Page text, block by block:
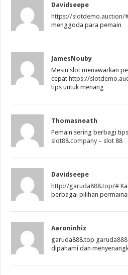
Davidseepe
https://slotdemo.auction/
menggoda para pemain
JamesNouby
Mesin slot menawarkan
cepat https://
tips untuk menang
Thomasneath
Pemain sering berbagi
slot88.company – slot 88
Davidseepe
http://garuda888.top/#
berbagai pilihan
Aaroninhiz
garuda888.top garuda888
dipahami dan